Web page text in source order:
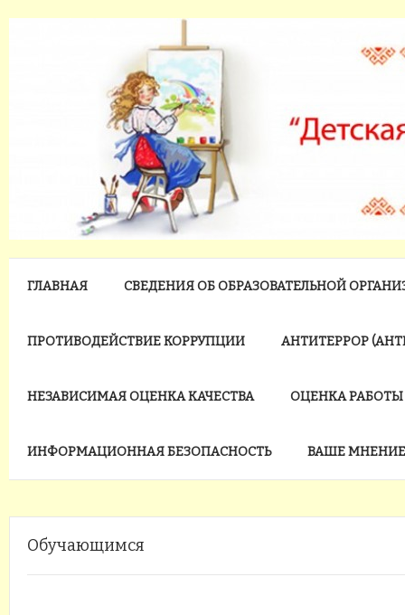
ГЛАВНАЯ СВЕДЕНИЯ ОБ ОБРАЗОВАТЕЛЬНОЙ
ПРОТИВОДЕЙСТВИЕ КОРРУПЦИИ АНТИТЕРРОР
НЕЗАВИСИМАЯ ОЦЕНКА КАЧЕСТВА ОЦЕНКА
ИНФОРМАЦИОННАЯ БЕЗОПАСНОСТЬ ВАШЕ
Обучающимся